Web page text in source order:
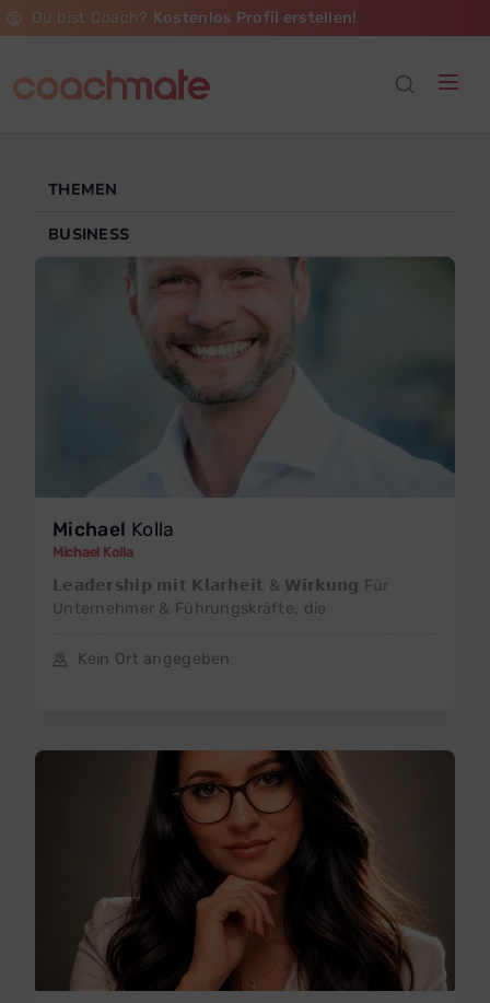
Du bist Coach? Kostenlos Profil erstellen!
THEMEN
BUSINESS
Michael Kolla
Michael Kolla
𝗟𝗲𝗮𝗱𝗲𝗿𝘀𝗵𝗶𝗽 𝗺𝗶𝘁 𝗞𝗹𝗮𝗿𝗵𝗲𝗶𝘁 & 𝗪𝗶𝗿𝗸𝘂𝗻𝗴 Für
Unternehmer & Führungskräfte, die
Kein Ort angegeben